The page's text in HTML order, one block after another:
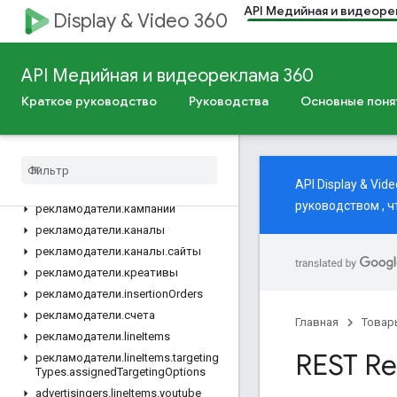
Display & Video 360 API Медийная и
API Медийная и видеореклама 360
Краткое руководство Руководства Основные
Ресурсы REST
рекламодатели
рекламодатели.adGroupAds
рекламодатели.adGroups.youtube
Associations
рекламодатели.кампании
рекламодатели.каналы
рекламодатели.каналы.сайты
рекламодатели.креативы
рекламодатели.insertionOrders
рекламодатели.счета
рекламодатели. lineItems
рекламодатели. lineItems.targeting
Types.assignedTargetingOptions
advertisingers. lineItems.youtube
API Display &
руководством ,
Главная
REST